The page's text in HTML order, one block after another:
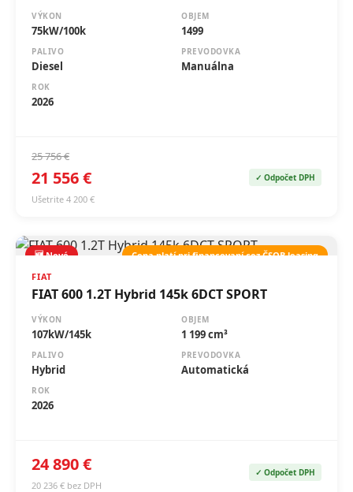
VÝKON
75kW/100k
OBJEM
1499
PALIVO
Diesel
PREVODOVKA
Manuálna
ROK
2026
25 756 €
21 556 €
Ušetrite 4 200 €
✓ Odpočet DPH
🆕 Nové
Cena platí pri financovaní cez ČSOB leasing
FIAT
FIAT 600 1.2T Hybrid 145k 6DCT SPORT
VÝKON
107kW/145k
OBJEM
1 199 cm³
PALIVO
Hybrid
PREVODOVKA
Automatická
ROK
2026
24 890 €
20 236 € bez DPH
✓ Odpočet DPH